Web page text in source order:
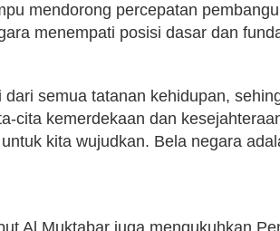
mendorong percepatan
menempati posisi dasar dan
semua tatanan kehidupan,
cita kemerdekaan dan
kita wujudkan. Bela negara